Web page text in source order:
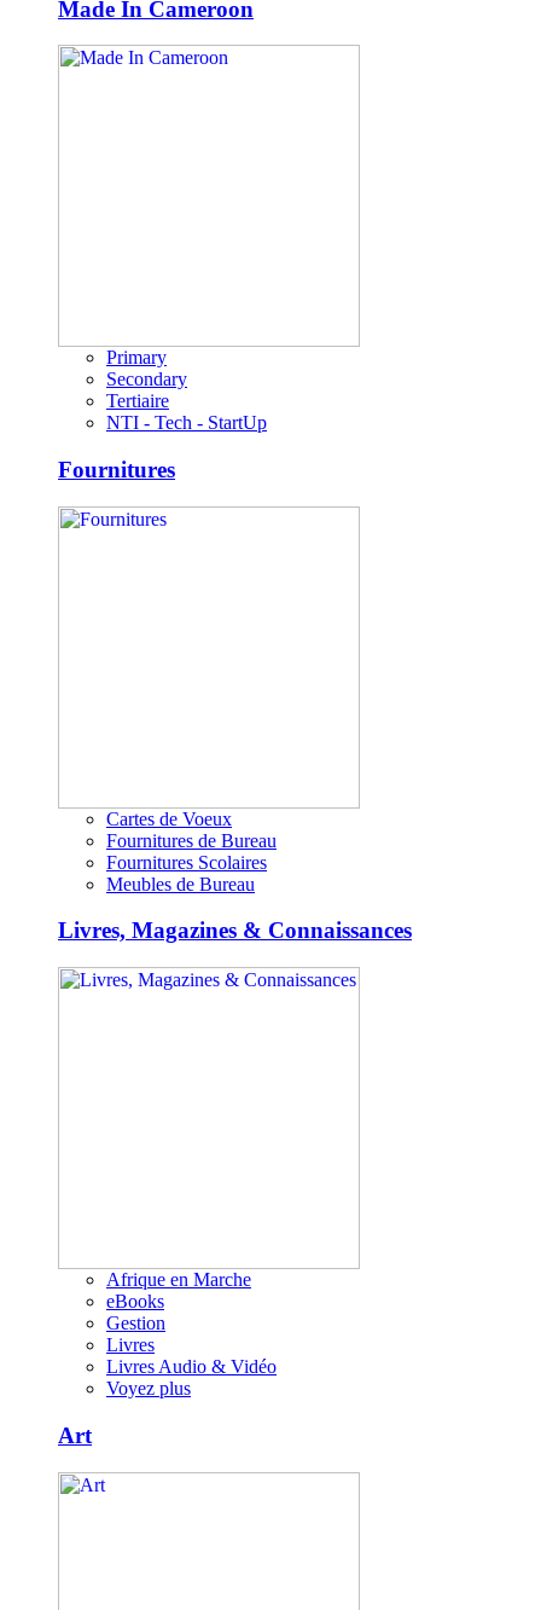
Made In Cameroon
Primary
Secondary
Tertiaire
NTI - Tech - StartUp
Fournitures
Cartes de Voeux
Fournitures de Bureau
Fournitures Scolaires
Meubles de Bureau
Livres, Magazines & Connaissances
Afrique en Marche
eBooks
Gestion
Livres
Livres Audio & Vidéo
Voyez plus
Art